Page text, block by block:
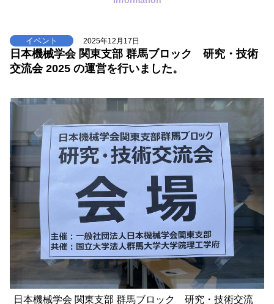
日本機械学会 関東支部 群馬ブロック 研究・技術
交流会 2025 の運営を行いました。
イベント 2025年12月17日
日本機械学会 関東支部 群馬ブロック 研究・技術交流